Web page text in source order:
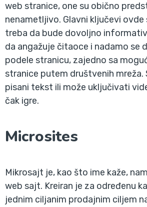
web stranice, one su obično
nenametljivo. Glavni ključevi ovde
treba da bude dovoljno
da angažuje čitaoce i nadamo se
podele stranicu, zajedno sa
stranice putem društvenih mreža.
pisani tekst ili može uključivati
čak igre.
Microsites
Mikrosajt je, kao što ime kaže,
web sajt. Kreiran je za određenu
jednim ciljanim prodajnim ciljem